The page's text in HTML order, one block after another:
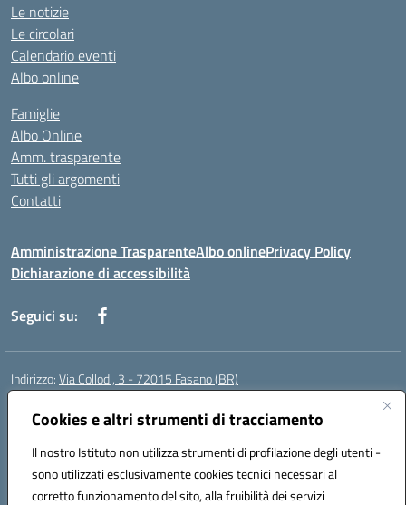
Cookies e altri strumenti di tracciamento
Il nostro Istituto non utilizza strumenti di profilazione degli utenti -
sono utilizzati esclusivamente cookies tecnici necessari al
corretto funzionamento del sito, alla fruibilità dei servizi
Le notizie
Le circolari
Calendario eventi
Albo online
Famiglie
Albo Online
Amm. trasparente
Tutti gli argomenti
Contatti
Amministrazione TrasparenteAlbo onlinePrivacy Policy
Dichiarazione di accessibilità
Seguici su:
Indirizzo:Via Collodi, 3 - 72015 Fasano (BR)
Centralino:
Posta elettronica certificata (PEC):bric839004@pec.istruzione.it
Codice fiscale: 90059320748
Codice meccanografico:BRIC839004
Codice Indice delle Pubbliche Amministrazioni (IPA): istsc_bree02200r